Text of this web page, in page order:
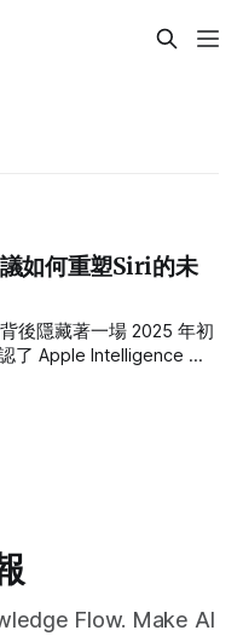
如何重塑Siri的未
後隱藏著一場 2025 年初
了 Apple Intelligence 的
Flow. Make AI